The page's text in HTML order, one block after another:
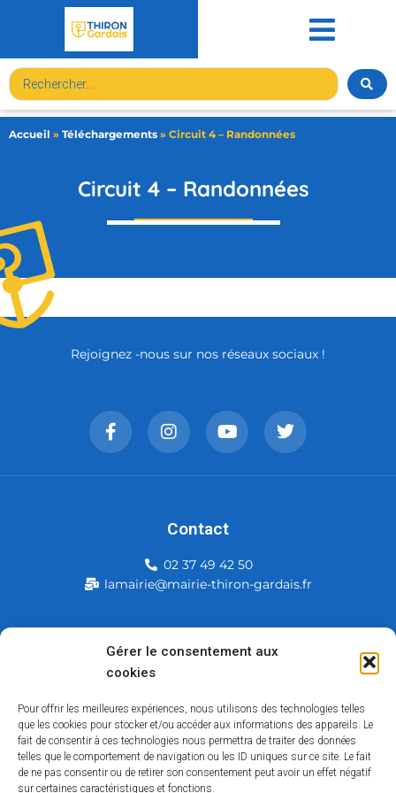
Gérer le consentement aux
cookies
Pour offrir les meilleures expériences, nous utilisons des technologies telles
que les cookies pour stocker et/ou accéder aux informations des appareils. Le
fait de consentir à ces technologies nous permettra de traiter des données
telles que le comportement de navigation ou les ID uniques sur ce site. Le fait
de ne pas consentir ou de retirer son consentement peut avoir un effet négatif
sur certaines caractéristiques et fonctions.
Accueil » Téléchargements » Circuit 4 – Randonnées
Circuit 4 – Randonnées
Mairie de Thiron-Gardais
28480 Thiron-Gardais
Rejoignez -nous sur nos réseaux sociaux !
Contact
02 37 49 42 50
lamairie@mairie-thiron-gardais.fr